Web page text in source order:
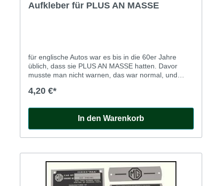
Aufkleber für PLUS AN MASSE
für englische Autos war es bis in die 60er Jahre
üblich, dass sie PLUS AN MASSE hatten. Davor
musste man nicht warnen, das war normal, und
original. Heutzutage ist es aber ganz sinnvoll, darauf
ist, und dazu haben wir diesen
Aufkleber: Sticker POSITIVE EARTH für Briten
mit PLUS AN MASSE silbern mit schwarzer Schrift,
ca. 25x95mm hochglänzender Kunststoff-Aufkleber
4,20 €*
In den Warenkorb